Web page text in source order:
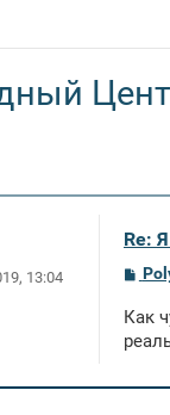
13:04
Re:
С
б
щ
и
Как